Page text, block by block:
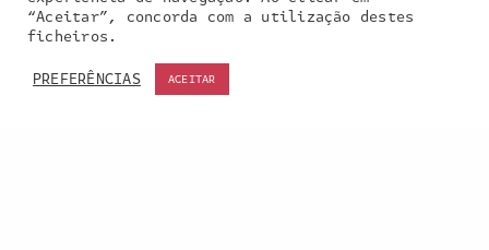
“Aceitar”, concorda com a utilização destes
ficheiros.
PREFERÊNCIAS
ACEITAR
Our site uses cookies. Learn more about our use of
cookies:cookie policy
ACCEPT